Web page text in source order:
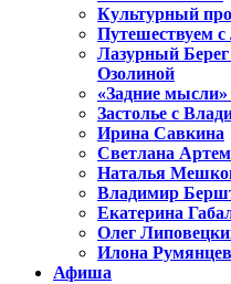
Культурный
Путешествуем
Лазурный Берег
Озолиной
«Задние
Застолье с
Ирина Савкина
Светлана
Наталья
Владимир
Екатерина
Олег
Илона
Афиша